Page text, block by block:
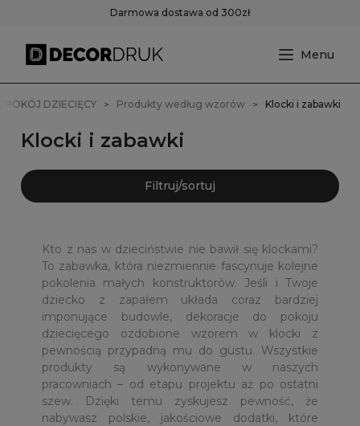
Darmowa dostawa od 300zł
POKÓJ DZIECIĘCY Produkty według wzorów Klocki i zabawki
Klocki i zabawki
Filtruj/sortuj
Kto z nas w dzieciństwie nie bawił się klockami?
To zabawka, która niezmiennie fascynuje kolejne
pokolenia małych konstruktorów. Jeśli i Twoje
dziecko z zapałem układa coraz bardziej
imponujące budowle, dekoracje do pokoju
dziecięcego ozdobione wzorem w klocki z
pewnością przypadną mu do gustu. Wszystkie
produkty są wykonywane w naszych
pracowniach – od etapu projektu aż po ostatni
szew. Dzięki temu zyskujesz pewność, że
nabywasz polskie, jakościowe dodatki, które